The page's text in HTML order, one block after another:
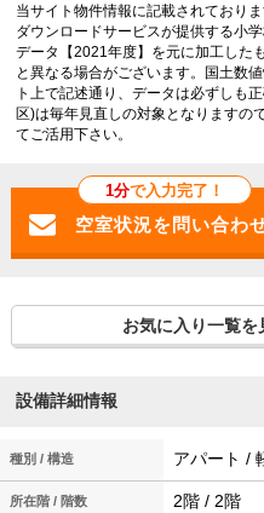
当サイト物件情報に記載されており
ダウンロードサービスが提供する小
データ【2021年度】を元に加工した
と異なる場合がございます。国土数
ト上で記述通り、データは必ずしも
区)は毎年見直しの対象となりますの
てご活用下さい。
1分で入力完了！
お気に入り一覧を
設備詳細情報
種別 / 構造 アパート /
所在階 / 階数 2階 / 2階